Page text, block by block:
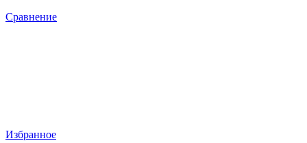
Сравнение
Избранное